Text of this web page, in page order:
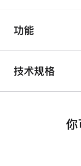
功能
技术规格
你